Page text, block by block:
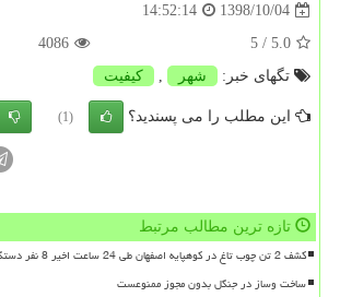
1398/10/04
14:52:14
5.0
/ 5
4086
تگهای خبر:
شهر , كیفیت
این مطلب را می پسندید؟ (1)
تازه ترین مطالب مرتبط
کشف 2 تن چوب تاغ در کوهپایه اصفهان طی 24 ساعت اخیر 8 نفر دستگیر شدند
ساخت وساز در جنگل بدون مجوز ممنوعست